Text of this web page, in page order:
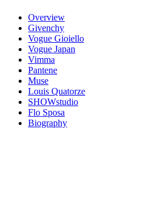
Overview
Givenchy
Vogue Gioiello
Vogue Japan
Vimma
Pantene
Muse
Louis Quatorze
SHOWstudio
Flo Sposa
Biography